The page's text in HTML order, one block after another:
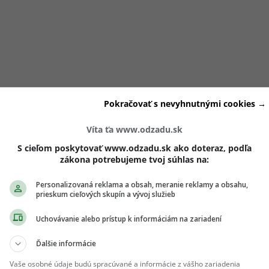
v momente, keď si s partnerom vymeníte prstene, môže
Svadba nie je len o pekných fotkách, je to energetický
dátum na svadbu? Dočítaš saTU.
robíš so zápästiami
si zápästia o seba poriadne pošúchaš
Robíš však obrovskú chybu, pretože týmto pohybom
tvoj kvalitný a drahý parfum v sebe skrýva.
Víta ťa www.odzadu.sk
S cieľom poskytovať www.odzadu.sk ako doteraz, podľa
zákona potrebujeme tvoj súhlas na:
Personalizovaná reklama a obsah, meranie reklamy a obsahu,
prieskum cieľových skupín a vývoj služieb
Uchovávanie alebo prístup k informáciám na zariadení
Ďalšie informácie
Vaše osobné údaje budú spracúvané a informácie z vášho zariadenia
Pokračovať s nevyhnutnými cookies →